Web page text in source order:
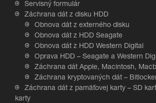
Servisný formulár
Záchrana dát z disku HDD
Obnova dát z externého disku
Obnova dát z HDD Seagate
Obnova dát z HDD Western Digital
Oprava HDD – Seagate a Western
Záchrana dát Apple, Macintosh,
Záchrana kryptovaných dát –
Záchrana dát z pamäťovej karty – SD
karty